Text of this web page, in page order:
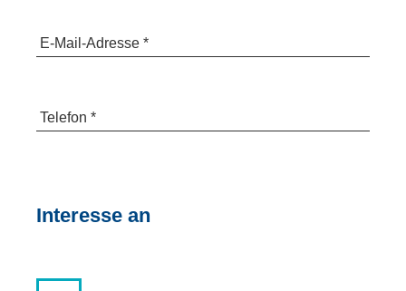
E-Mail-Adresse *
Telefon *
Interesse an